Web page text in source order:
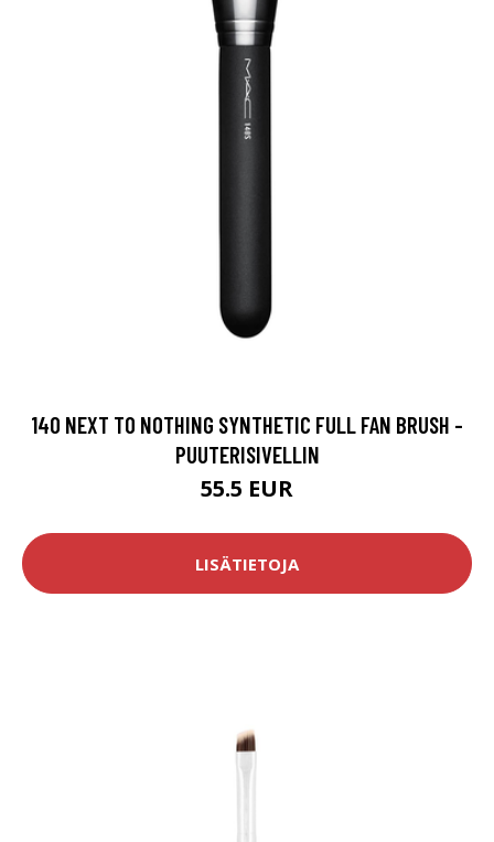
140 NEXT TO NOTHING SYNTHETIC FULL FAN BRUSH -
PUUTERISIVELLIN
55.5 EUR
LISÄTIETOJA